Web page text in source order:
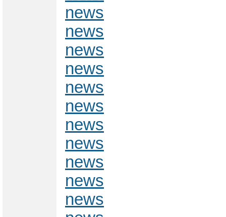
news
news
news
news
news
news
news
news
news
news
news